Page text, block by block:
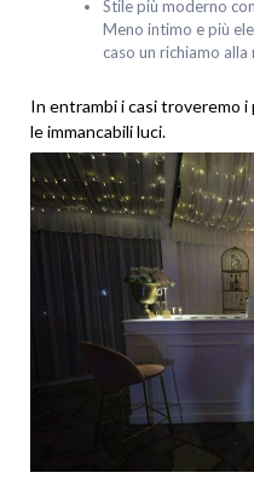
Stile più moderno
Meno intimo e più
caso un richiamo alla
In entrambi i casi troveremo i
le immancabili luci.